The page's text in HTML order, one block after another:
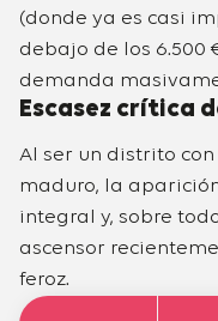
(donde ya es casi
debajo de los 6.500
demanda
Escasez crítica
Al ser un distrito
maduro, la
integral y, sobre
ascensor
feroz.